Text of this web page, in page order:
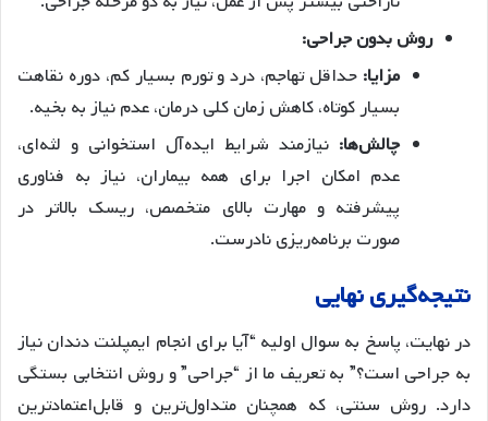
روش بدون جراحی:
مزایا: حداقل تهاجم، درد و تورم بسیار کم، دوره نقاهت
بسیار کوتاه، کاهش زمان کلی درمان، عدم نیاز به بخیه.
چالش‌ها: نیازمند شرایط ایده‌آل استخوانی و لثه‌ای،
عدم امکان اجرا برای همه بیماران، نیاز به فناوری
پیشرفته و مهارت بالای متخصص، ریسک بالاتر در
صورت برنامه‌ریزی نادرست.
نتیجه‌گیری نهایی
در نهایت، پاسخ به سوال اولیه “آیا برای انجام ایمپلنت دندان نیاز
به جراحی است؟” به تعریف ما از “جراحی” و روش انتخابی بستگی
دارد. روش سنتی، که همچنان متداول‌ترین و قابل‌اعتمادترین